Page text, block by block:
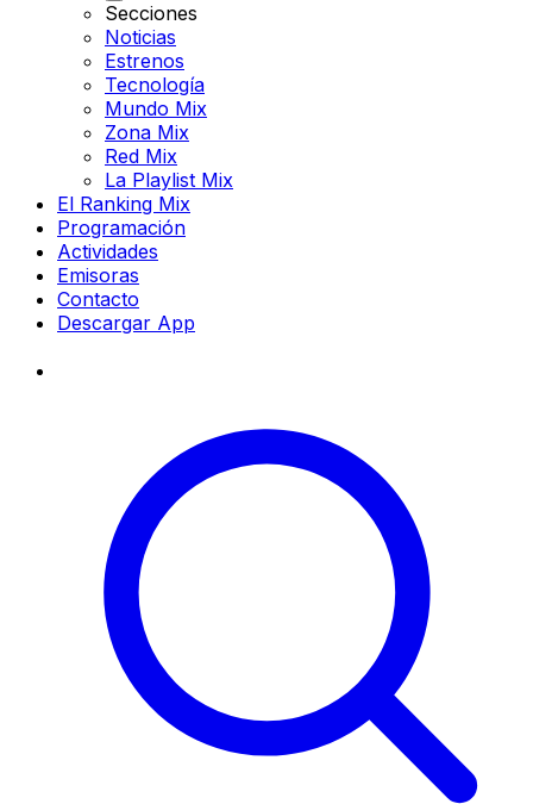
Secciones
Noticias
Estrenos
Tecnología
Mundo Mix
Zona Mix
Red Mix
La Playlist Mix
El Ranking Mix
Programación
Actividades
Emisoras
Contacto
Descargar App